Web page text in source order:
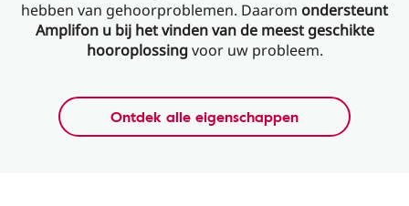
hebben van gehoorproblemen. Daarom ondersteunt
Amplifon u bij het vinden van de meest geschikte
hooroplossingvoor uw probleem.
Ontdek alle eigenschappen